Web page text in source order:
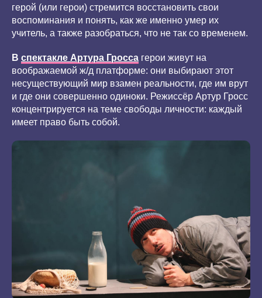
герой (или герои) стремится восстановить свои
воспоминания и понять, как же именно умер их
учитель, а также разобраться, что не так со временем.
В спектакле Артура Гросса герои живут на
воображаемой ж/д платформе: они выбирают этот
несуществующий мир взамен реальности, где им врут
и где они совершенно одиноки. Режиссёр Артур Гросс
концентрируется на теме свободы личности: каждый
имеет право быть собой.